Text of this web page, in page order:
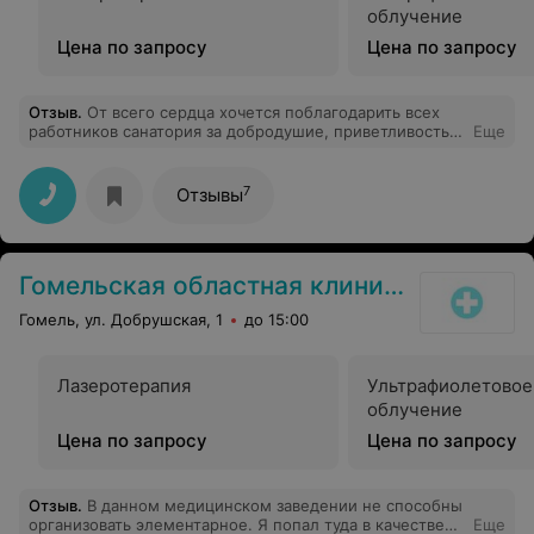
был им направлен на операции, которые помогли
избежать худших последствий. С первой минуты
Сергей Александрович понял, что происходит с отцом
Цена по запросу
облучение
Цена по запросу
Отзыв. От всего сердца хочется поблагодарить всех
работников санатория за добродушие, приветливость,
Ю.В. за доброту, не безразличие к проблемам
отдыхающих, за то, что она умеет вселить надежду в
благополучный исход лечения. Особую благодарность
хочу выразить массажисту каб. 208 Манукиной Г.Г. за
качественный массаж, жаль что их только 5 процедур.
дальнейшем предоставить отдыхающим полноценный
Генадьевне за умелые руки. Пчела Т.Н.
Еще
Отзывы7
Гомельская областная клиническая психиатрическая больница
Гомель, ул. Добрушская, 1 до 15:00
Лазеротерапия
Цена по запросу
Ультрафиолетовое
облучение
Цена по запросу
Отзыв. В данном медицинском заведении не способны
организовать элементарное. Я попал туда в качестве
Еще